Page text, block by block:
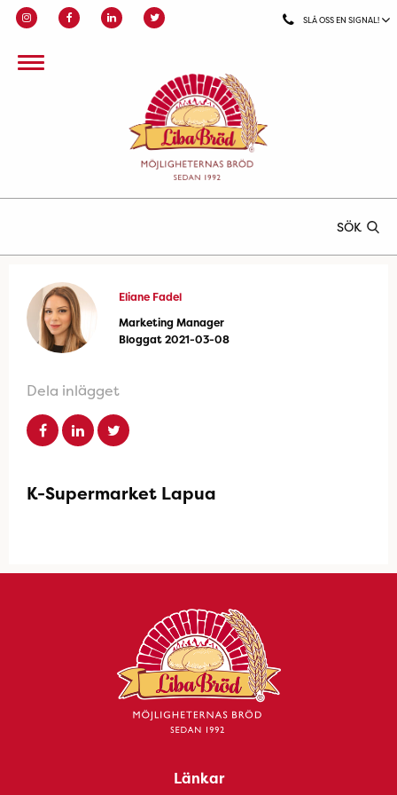
SLÅ OSS EN SIGNAL!
SÖK
Eliane Fadel
Marketing Manager
Bloggat 2021-03-08
Dela inlägget
K-Supermarket Lapua
Länkar